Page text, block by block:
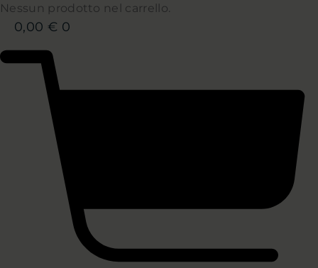
Nessun prodotto nel carrello.
0,00 € 0